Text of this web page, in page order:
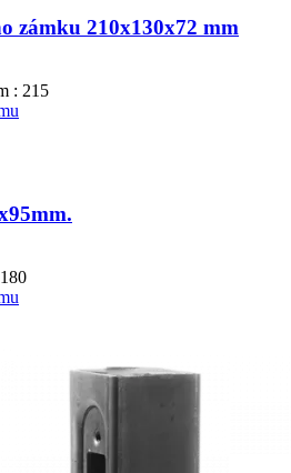
zámku 210x130x72 mm
: 215